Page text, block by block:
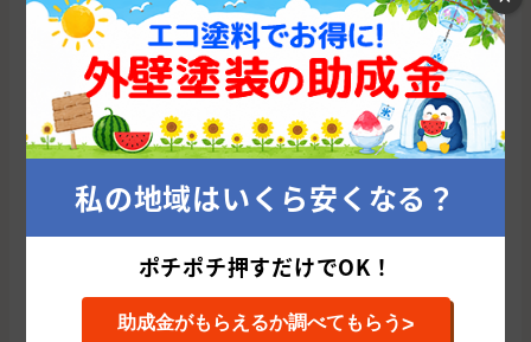
京都府
京田辺市
外壁と屋根の塗装
奈良県
奈良市
屋根の塗装
京都府
八幡市
外壁と屋根の塗装
京都府
宇治市
外壁の塗装
綴喜郡 外壁と屋根の塗装
私の地域はいくら安くなる？
ポチポチ押すだけでOK！
助成金がもらえるか調べてもらう>